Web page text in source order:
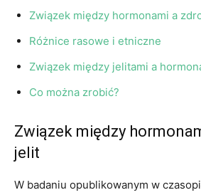
Związek między hormonami a
Różnice rasowe i etniczne
Związek między jelitami a
Co można zrobić?
Związek między
jelit
W badaniu opublikowanym w